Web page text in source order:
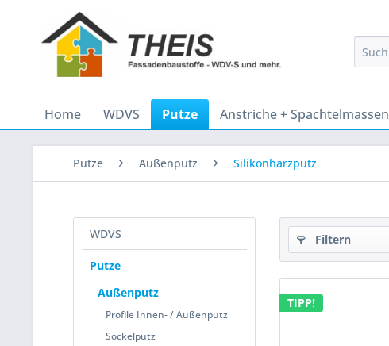
Home WDVS Putze Anstriche + Spachtelmassen
Putze Außenputz Silikonharzputz
WDVS
Putze
Außenputz
Profile Innen- / Außenputz
Sockelputz
Filtern
TIPP!